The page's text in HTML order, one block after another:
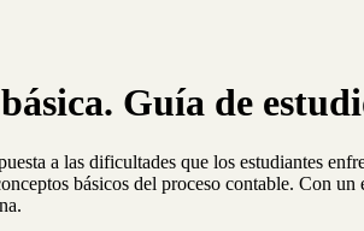
Guía de
a las dificultades que los estudiantes
básicos del proceso contable. Con